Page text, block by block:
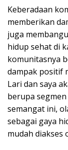
Keberadaan
memberikan
juga
hidup sehat di
komunitasnya
dampak positif
Lari dan saya
berupa segmen
semangat ini,
sebagai gaya
mudah diakses